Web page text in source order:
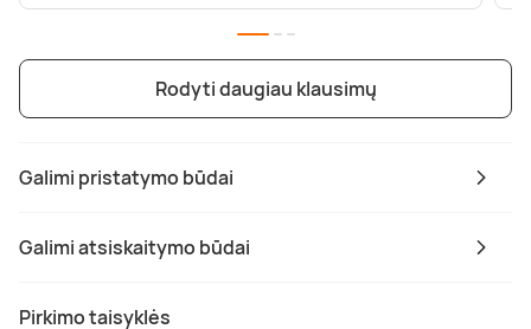
Galimi pristatymo būdai
Galimi atsiskaitymo būdai
Pirkimo taisyklės
Rodyti daugiau klausimų